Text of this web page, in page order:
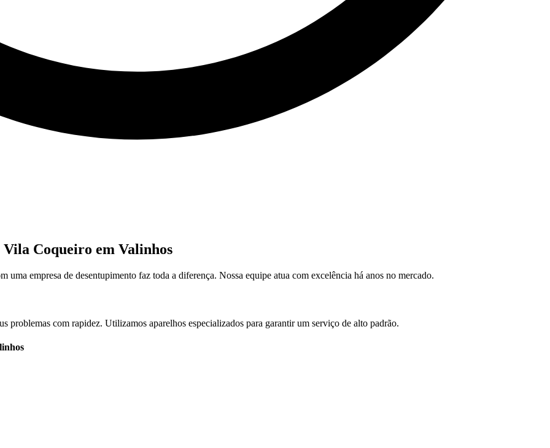
Coqueiro em Valinhos
empresa de desentupimento faz toda a diferença. Nossa equipe atua com excelência há anos no mercado.
problemas com rapidez. Utilizamos aparelhos especializados para garantir um serviço de alto padrão.